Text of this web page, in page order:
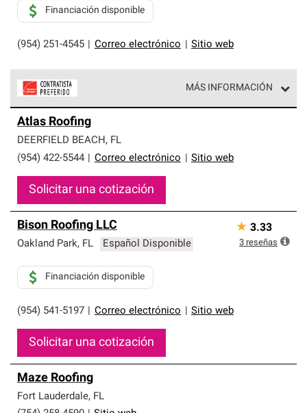
(954) 251-4545 Correo electrónico Sitio web
Financiación disponible
MÁS INFORMACIÓN
parte de una red exclusiva de profesionales de techos
que cumplen con altos estándares y requisitos estrictos
de profesionalismo y confiabilidad.
Atlas Roofing
DEERFIELD BEACH, FL
(954) 422-5544
Correo electrónico Sitio web
Solicitar una cotización
Bison Roofing LLC
Oakland Park, FL Español Disponible
(954) 541-5197 Correo electrónico Sitio web
Financiación disponible
Solicitar una cotización
★ 3.33
3 reseñas
Maze Roofing
Fort Lauderdale, FL